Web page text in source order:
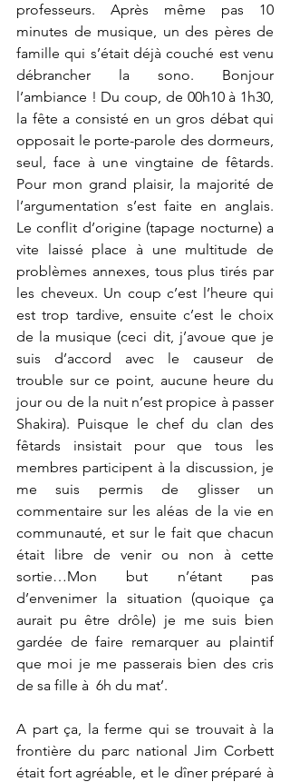
professeurs. Après même pas 10
minutes de musique, un des pères de
famille qui s’était déjà couché est venu
débrancher la sono. Bonjour
l’ambiance ! Du coup, de 00h10 à 1h30,
la fête a consisté en un gros débat qui
opposait le porte-parole des dormeurs,
seul, face à une vingtaine de fêtards.
Pour mon grand plaisir, la majorité de
l’argumentation s’est faite en anglais.
Le conflit d’origine (tapage nocturne) a
vite laissé place à une multitude de
problèmes annexes, tous plus tirés par
les cheveux. Un coup c’est l’heure qui
est trop tardive, ensuite c’est le choix
de la musique (ceci dit, j’avoue que je
suis d’accord avec le causeur de
trouble sur ce point, aucune heure du
jour ou de la nuit n’est propice à passer
Shakira). Puisque le chef du clan des
fêtards insistait pour que tous les
membres participent à la discussion, je
me suis permis de glisser un
commentaire sur les aléas de la vie en
communauté, et sur le fait que chacun
était libre de venir ou non à cette
sortie…Mon but n’étant pas
d’envenimer la situation (quoique ça
aurait pu être drôle) je me suis bien
gardée de faire remarquer au plaintif
que moi je me passerais bien des cris
de sa fille à  6h du mat’.
A part ça, la ferme qui se trouvait à la
frontière du parc national Jim Corbett
était fort agréable, et le dîner préparé à